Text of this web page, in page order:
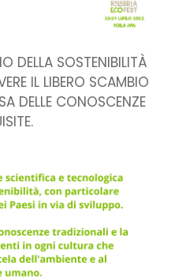
DELLA SOSTENIBILITÀ
IL LIBERO SCAMBIO
DELLE CONOSCENZE